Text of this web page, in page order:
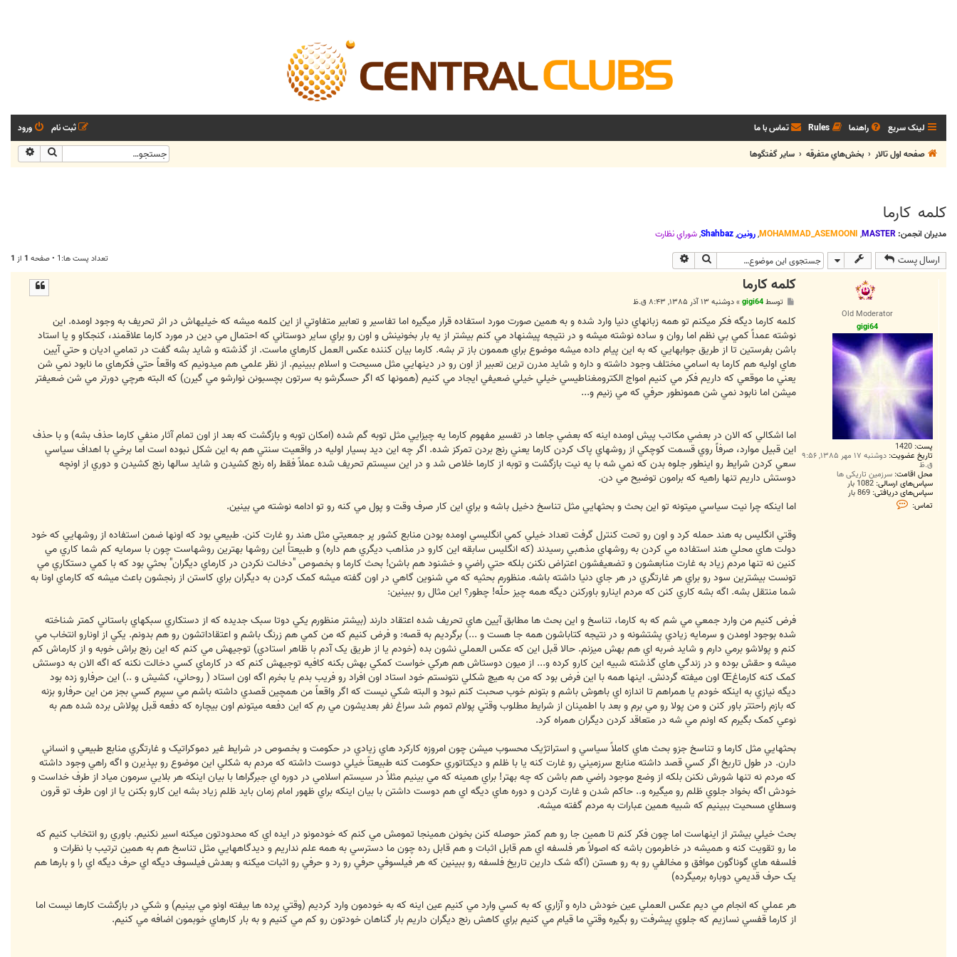
لینک سریع راهنما Rules تماس با ما ورود
ثبت نام
صفحه اول تالار
بخش‌‌هاي متفرقه ساير گفتگوها جستجو
کلمه کارما
مدیران انجمن: MASTER
,
MOHAMMAD_ASEMOONI
,رونین,
Shahbaz
,شوراي نظارت
ارسال پست جستجو تعداد پست ها:1 • صفحه 1 از 1
Old Moderator
gigi64
پست: 1420
تاریخ عضویت: دوشنبه ۱۷ مهر ۱۳۸۵, ۹:۵۶
ق.ظ
محل اقامت: سرزمین تاریکی ها
سپاس‌های ارسالی: 1082 بار
سپاس‌های دریافتی: 869 بار
تماس:
ت
کلمه کارما
ت
توسطgigi64
»دوشنبه ۱۳ آذر ۱۳۸۵, ۸:۴۳ ق.ظ
کلمه کارما ديگه فکر ميکنم تو همه زبانهاي دنيا وارد شده و به همين صورت مورد استفاده قرار ميگيره اما تفاسير و تعابير متفاوتي از اين کلمه ميشه که خيليهاش در اثر تحريف به وجود اومده. اين
نوشته عمداً کمي بي نظم اما روان و ساده نوشته ميشه و در نتيجه پيشنهاد مي کنم بيشتر از يه بار بخونينش و اون رو براي ساير دوستاني که احتمال مي دين در مورد کارما علاقمند، کنجکاو و يا استاد
باشن بفرستين تا از طريق جوابهايي که به اين پيام داده ميشه موضوع براي هممون باز تر بشه. کارما بيان کننده عکس العمل کارهاي ماست. از گذشته و شايد بشه گفت در تمامي اديان و حتي آيين
هاي اوليه هم کارما به اسامي مختلف وجود داشته و داره و شايد مدرن ترين تعبير از اون رو در دينهايي مثل مسيحت و اسلام ببينيم. از نظر علمي هم ميدونيم که واقعاً حتي فکرهاي ما نابود نمي شن
يعني ما موقعي که داريم فکر مي کنيم امواج الکترومغناطيسي خيلي خيلي ضعيفي ايجاد مي کنيم (همونها که اگر حسگرشو به سرتون بچسبونن نوارشو مي گيرن) که البته هرچي دورتر مي شن ضعيفتر
ميشن اما نابود نمي شن همونطور حرفي که مي زنيم و...
اما اشکالي که الان در بعضي مکاتب پيش اومده اينه که بعضي جاها در تفسير مفهوم کارما يه چيزايي مثل توبه گم شده (امکان توبه و بازگشت که بعد از اون تمام آثار منفي کارما حذف بشه) و با حذف
اين قبيل موارد، صرفاً روي قسمت کوچکي از روشهاي پاک کردن کارما يعني رنج بردن تمرکز شده. اگر چه اين ديد بسيار اوليه در واقعيت سنتي هم به اين شکل نبوده است اما برخي با اهداف سياسي
سعي کردن شرايط رو اينطور جلوه بدن که نمي شه با يه نيت بازگشت و توبه از کارما خلاص شد و در اين سيستم تحريف شده عملاً فقط راه رنج کشيدن و شايد سالها رنج کشيدن و دوري از اونچه
دوستش داريم تنها راهيه که برامون توضيح مي دن.
اما اينکه چرا نيت سياسي ميتونه تو اين بحث و بحثهايي مثل تناسخ دخيل باشه و براي اين کار صرف وقت و پول مي کنه رو تو ادامه نوشته مي بينين.
وقتي انگليس به هند حمله کرد و اون رو تحت کنترل گرفت تعداد خيلي کمي انگليسي اومده بودن منابع کشور پر جمعيتي مثل هند رو غارت کنن. طبيعي بود که اونها ضمن استفاده از روشهايي که خود
دولت هاي محلي هند استفاده مي کردن به روشهاي مذهبي رسيدند (که انگليس سابقه اين کارو در مذاهب ديگري هم داره) و طبيعتاً اين روشها بهترين روشهاست چون با سرمايه کم شما کاري مي
کنين نه تنها مردم زياد به غارت منابعشون و تضعيفشون اعتراض نکنن بلکه حتي راضي و خشنود هم باشن! بحث کارما و بخصوص "دخالت نکردن در کارماي ديگران" بحثي بود که با کمي دستکاري مي
تونست بيشترين سود رو براي هر غارتگري در هر جاي دنيا داشته باشه. منظورم بحثيه که مي شنوين گاهي در اون گفته ميشه کمک کردن به ديگران براي کاستن از رنجشون باعث ميشه که کارماي اونا به
شما منتقل بشه. اگه بشه کاري کنن که مردم اينارو باورکنن ديگه همه چيز حلّه! چطور؟ اين مثال رو ببينين:
فرض کنيم من وارد جمعي مي شم که به کارما، تناسخ و اين بحث ها مطابق آيين هاي تحريف شده اعتقاد دارند (بيشتر منظورم يکي دوتا سبک جديده که از دستکاري سبکهاي باستاني کمتر شناخته
شده بوجود اومدن و سرمايه زيادي پشتشونه و در نتيجه کتاباشون همه جا هست و ...) برگرديم به قصه: و فرض کنيم که من کمي هم زرنگ باشم و اعتقاداتشون رو هم بدونم. يکي از اونارو انتخاب مي
کنم و پولاشو برمي دارم و شايد ضربه اي هم بهش ميزنم. حالا قبل اين که عکس العملي نشون بده (خودم يا از طريق يک آدم با ظاهر استادي) توجيهش مي کنم که اين رنج براش خوبه و از کارماش کم
ميشه و حقش بوده و در زندگي هاي گذشته شبيه اين کارو کرده و... از ميون دوستاش هم هرکي خواست کمکي بهش بکنه کافيه توجيهش کنم که در کارماي کسي دخالت نکنه که اگه الان به دوستش
کمک کنه کارماغŒ اون ميفته گردنش. اينها همه با اين فرض بود که من به هيچ شکلي نتونستم خود استاد اون افراد رو فريب بدم يا بخرم اگه اون استاد ( روحاني، کشيش و ..) اين حرفارو زده بود
ديگه نيازي به اينکه خودم يا همراهم تا اندازه اي باهوش باشم و بتونم خوب صحبت کنم نبود و البته شکي نيست که اگر واقعاً من همچين قصدي داشته باشم مي سپرم کسي بجز من اين حرفارو بزنه
که بازم راحتتر باور کنن و من پولا رو مي برم و بعد با اطمينان از شرايط مطلوب وقتي پولام تموم شد سراغ نفر بعديشون مي رم که اين دفعه ميتونم اون بيچاره که دفعه قبل پولاش برده شده هم به
نوعي کمک بگيرم که اونم مي شه در متعاقد کردن ديگران همراه کرد.
بحثهايي مثل کارما و تناسخ جزو بحث هاي کاملاً سياسي و استراتژيک محسوب ميشن چون امروزه کارکرد هاي زيادي در حکومت و بخصوص در شرايط غير دموکراتيک و غارتگري منابع طبيعي و انساني
دارن. در طول تاريخ اگر کسي قصد داشته منابع سرزميني رو غارت کنه يا با ظلم و ديکتاتوري حکومت کنه طبيعتاً خيلي دوست داشته که مردم به شکلي اين موضوع رو بپذيرن و اگه راهي وجود داشته
که مردم نه تنها شورش نکنن بلکه از وضع موجود راضي هم باشن که چه بهتر! براي همينه که مي بينيم مثلاً در سيستم اسلامي در دوره اي جبرگراها با بيان اينکه هر بلايي سرمون مياد از طرف خداست و
خودش اگه بخواد جلوي ظلم رو ميگيره و.. حاکم شدن و غارت کردن و دوره هاي ديگه اي هم دوست داشتن با بيان اينکه براي ظهور امام زمان بايد ظلم زياد بشه اين کارو بکنن يا از اون طرف تو قرون
وسطاي مسحيت ببينيم که شبيه همين عبارات به مردم گفته ميشه.
بحث خيلي بيشتر از اينهاست اما چون فکر کنم تا همين جا رو هم کمتر حوصله کنن بخونن همينجا تمومش مي کنم که خودمونو در ايده اي که محدودتون ميکنه اسير نکنيم. باوري رو انتخاب کنيم که
ما رو تقويت کنه و هميشه در خاطرمون باشه که اصولاً هر فلسفه اي هم قابل اثبات و هم قابل رده چون ما دسترسي به همه علم نداريم و ديدگاههايي مثل تناسخ هم به همين ترتيب با نظرات و
فلسفه هاي گوناگون موافق و مخالفي رو به رو هستن (اگه شک دارين تاريخ فلسفه رو ببينين که هر فيلسوفي حرفي رو رد و حرفي رو اثبات ميکنه و بعدش فيلسوف ديگه اي حرف ديگه اي را و بارها هم
يک حرف قديمي دوباره برميگرده)
هر عملي که انجام مي ديم عکس العملي عين خودش داره و آزاري که به کسي وارد مي کنيم عين اينه که به خودمون وارد کرديم (وقتي پرده ها بيفته اونو مي بينيم) و شکي در بازگشت کارها نيست اما
از کارما قفسي نسازيم که جلوي پيشرفت رو بگيره وقتي ما قيام مي کنيم براي کاهش رنج ديگران داريم بار گناهان خودتون رو کم مي کنيم و به بار کارهاي خوبمون اضافه مي کنيم.